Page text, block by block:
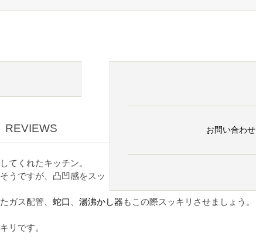
お問い合わせ
REVIEWS
てくれたキッチン。
うですが、凸凹感をスッ
ガス配管、蛇口 、湯沸かし器 もこの際スッキリさせましょう。
リです。